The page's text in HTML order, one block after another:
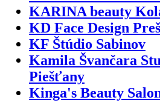
KARINA beauty
KD Face Design
KF Štúdio Sabinov
Kamila Švančara
Piešťany
Kinga's Beauty